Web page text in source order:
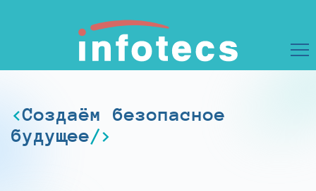
Создаём безопасное
будущее